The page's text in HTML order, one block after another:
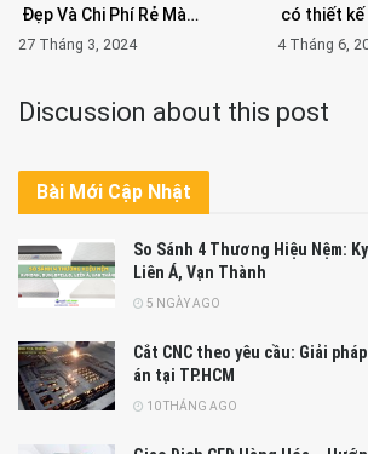
Đẹp Và Chi Phí Rẻ Mà…
27 Tháng 3, 2024
có thiết
4 Tháng 6,
Discussion about this post
Bài Mới Cập Nhật
So Sánh 4 Thương Hiệu Nệm:
Liên Á, Vạn Thành
5 NGÀY AGO
Cắt CNC theo yêu cầu: Giải
án tại TP.HCM
10 THÁNG AGO